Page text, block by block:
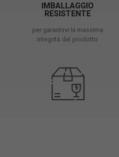
IMBALLAGGIO
RESISTENTE
per garantirvi la massima
integrità del prodotto